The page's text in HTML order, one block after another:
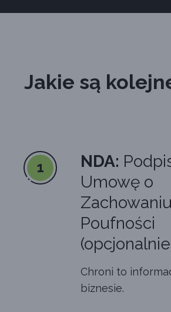
Jakie są
1 NDA:
Umowę o
Zachowaniu
Poufności
Chroni to
biznesie.